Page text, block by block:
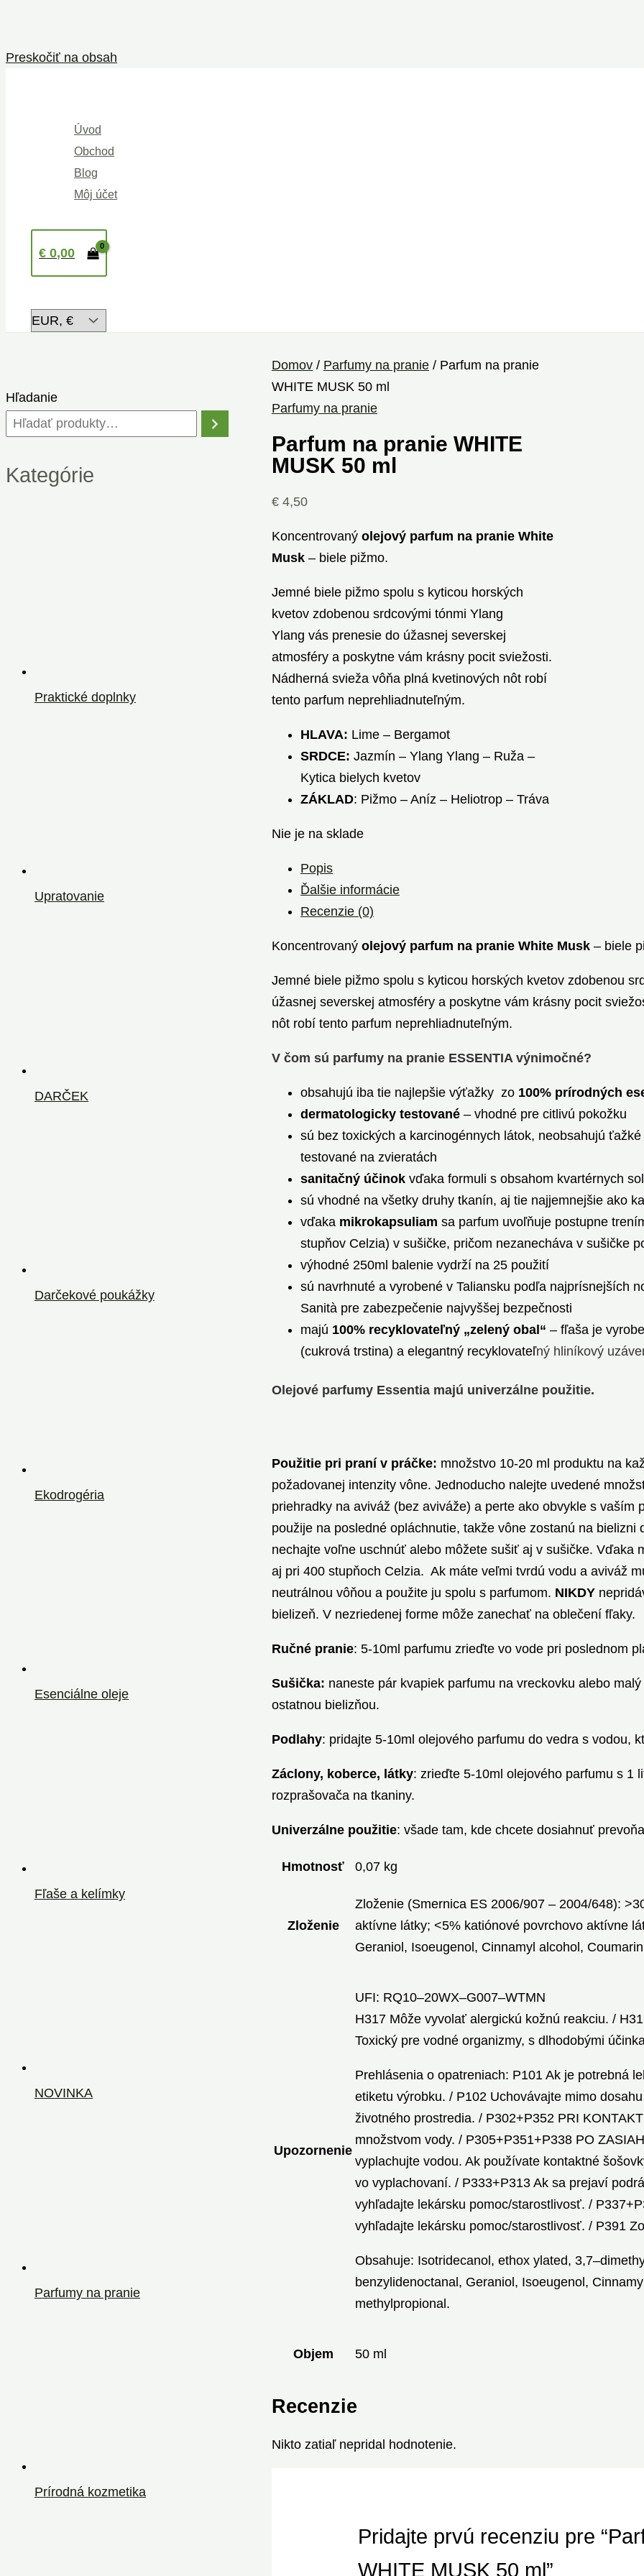
Preskočiť na obsah
Úvod
Obchod
Blog
Môj účet
€ 0,00
Hľadanie
Kategórie
Praktické doplnky
Upratovanie
DARČEK
Darčekové poukážky
Ekodrogéria
Esenciálne oleje
Fľaše a kelímky
NOVINKA
Parfumy na pranie
Prírodná kozmetika
Domov / Parfumy na pranie / Parfum na pranie
WHITE MUSK 50 ml
Parfumy na pranie
Parfum na pranie WHITE
MUSK 50 ml
€ 4,50
Koncentrovaný olejový parfum na pranie White
Musk – biele pižmo.
Jemné biele pižmo spolu s kyticou horských
kvetov zdobenou srdcovými tónmi Ylang
Ylang vás prenesie do úžasnej severskej
atmosféry a poskytne vám krásny pocit sviežosti.
Nádherná svieža vôňa plná kvetinových nôt robí
tento parfum neprehliadnuteľným.
HLAVA: Lime – Bergamot
SRDCE: Jazmín – Ylang Ylang – Ruža –
Kytica bielych kvetov
ZÁKLAD: Pižmo – Aníz – Heliotrop – Tráva
Nie je na sklade
Popis
Ďalšie informácie
Recenzie (0)
Koncentrovaný olejový parfum na pranie White Musk – biele
Jemné biele pižmo spolu s kyticou horských kvetov zdobenou
úžasnej severskej atmosféry a poskytne vám krásny pocit
nôt robí tento parfum neprehliadnuteľným.
V čom sú parfumy na pranie ESSENTIA výnimočné?
obsahujú iba tie najlepšie výťažky zo 100% prírodných
dermatologicky testované – vhodné pre citlivú pokožku
sú bez toxických a karcinogénnych látok, neobsahujú
testované na zvieratách
sanitačný účinok vďaka formuli s obsahom kvartérnych
sú vhodné na všetky druhy tkanín, aj tie najjemnejšie ako
vďaka mikrokapsuliam sa parfum uvoľňuje postupne
stupňov Celzia) v sušičke, pričom nezanecháva v sušičke
výhodné 250ml balenie vydrží na 25 použití
sú navrhnuté a vyrobené v Taliansku podľa najprísnejších
Sanità pre zabezpečenie najvyššej bezpečnosti
majú 100% recyklovateľný „zelený obal“ – fľaša je
(cukrová trstina) a elegantný recyklovateľný hliníkový
Olejové parfumy Essentia majú univerzálne použitie.
Použitie pri praní v práčke: množstvo 10-20 ml produktu na
požadovanej intenzity vône. Jednoducho nalejte uvedené
priehradky na aviváž (bez aviváže) a perte ako obvykle s vaším
použije na posledné opláchnutie, takže vône zostanú na
nechajte voľne uschnúť alebo môžete sušiť aj v sušičke. Vďaka
aj pri 400 stupňoch Celzia. Ak máte veľmi tvrdú vodu a aviváž
neutrálnou vôňou a použite ju spolu s parfumom. NIKDY
bielizeň. V nezriedenej forme môže zanechať na oblečení fľaky.
Ručné pranie: 5-10ml parfumu zrieďte vo vode pri poslednom
Sušička: naneste pár kvapiek parfumu na vreckovku alebo
ostatnou bielizňou.
Podlahy: pridajte 5-10ml olejového parfumu do vedra s vodou,
Záclony, koberce, látky: zrieďte 5-10ml olejového parfumu s 1
rozprašovača na tkaniny.
Univerzálne použitie: všade tam, kde chcete dosiahnuť
Hmotnosť 0,07 kg
Zloženie
Zloženie (Smernica ES 2006/907 – 2004/648):
aktívne látky; <5% katiónové povrchovo aktívne
Geraniol, Isoeugenol, Cinnamyl alcohol,
Upozornenie
UFI: RQ10–20WX–G007–WTMN
H317 Môže vyvolať alergickú kožnú reakciu. /
Toxický pre vodné organizmy, s dlhodobými
Prehlásenia o opatreniach: P101 Ak je potrebná
etiketu výrobku. / P102 Uchovávajte mimo
životného prostredia. / P302+P352 PRI
množstvom vody. / P305+P351+P338 PO
vyplachujte vodou. Ak používate kontaktné
vo vyplachovaní. / P333+P313 Ak sa prejaví
vyhľadajte lekársku pomoc/starostlivosť. /
vyhľadajte lekársku pomoc/starostlivosť. / P391
Obsahuje: Isotridecanol, ethox ylated,
benzylidenoctanal, Geraniol, Isoeugenol,
methylpropional.
Objem 50 ml
Recenzie
Nikto zatiaľ nepridal hodnotenie.
Pridajte prvú recenziu pre
WHITE MUSK 50 ml”